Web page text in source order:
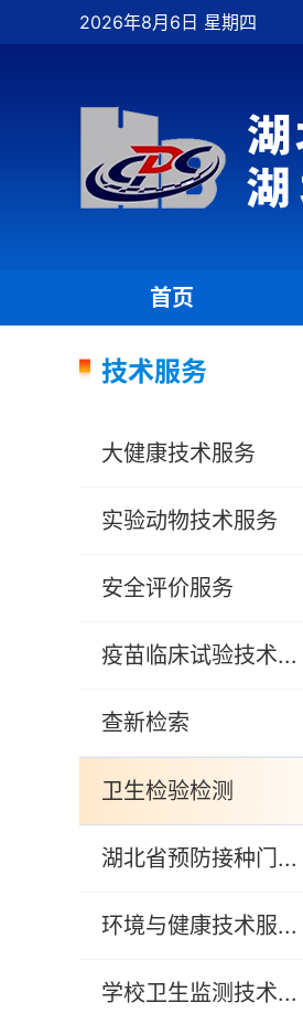
2026年8月6日 星期四
首页
技术服务
大健康技术服务
实验动物技术服务
安全评价服务
疫苗临床试验技术...
查新检索
卫生检验检测
湖北省预防接种门...
环境与健康技术服...
学校卫生监测技术...